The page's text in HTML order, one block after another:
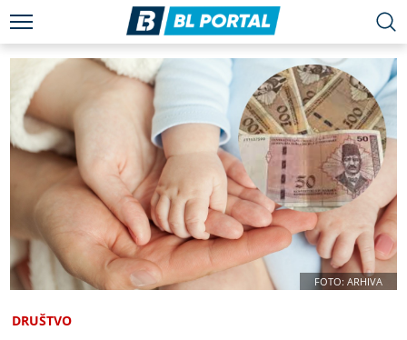
FOTO: ARHIVA
DRUŠTVO